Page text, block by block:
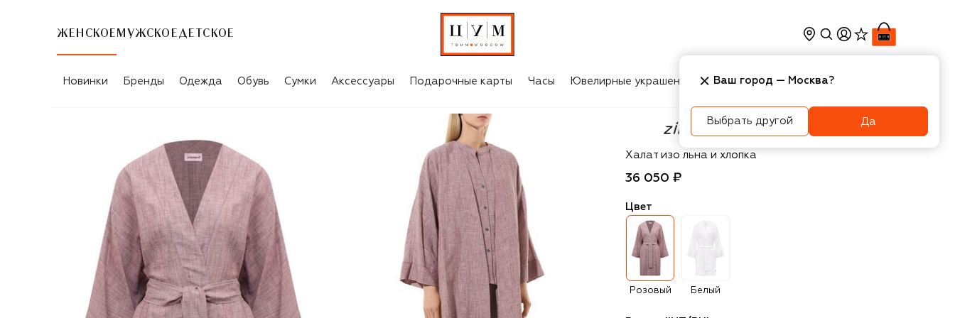
ЖЕНСКОЕ МУЖСКОЕ ДЕТСКОЕ
Новинки Бренды Одежда Обувь Сумки Аксессуары Подарочные карты Часы Ювелирные украшения Косметика Интерьер
Zimmerli
Халат изо льна и хлопка
36 050 ₽
Цвет
Розовый Белый
Ваш город — Москва?
Выбрать другой Да